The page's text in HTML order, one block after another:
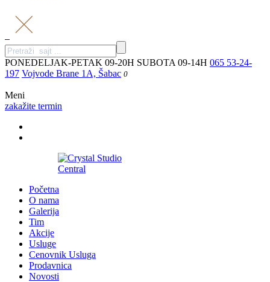
PONEDELJAK-PETAK 09-20H SUBOTA 09-14H 065 53-24-
197 Vojvode Brane 1A, Šabac 0
Meni
zakažite termin
Početna
O nama
Galerija
Tim
Akcije
Usluge
Cenovnik Usluga
Prodavnica
Novosti